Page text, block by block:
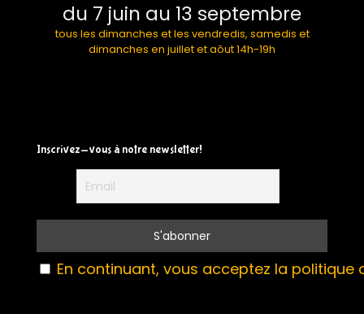
du 7 juin au 13 septembre
tous les dimanches et les vendredis, samedis et
dimanches en juillet et aôut 14h-19h
Inscrivez-vous à notre newsletter!
En continuant, vous acceptez la politique